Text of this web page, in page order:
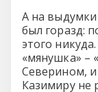
А на выдумки
был горазд:
этого
«мянушка» –
Северином,
Казимиру не